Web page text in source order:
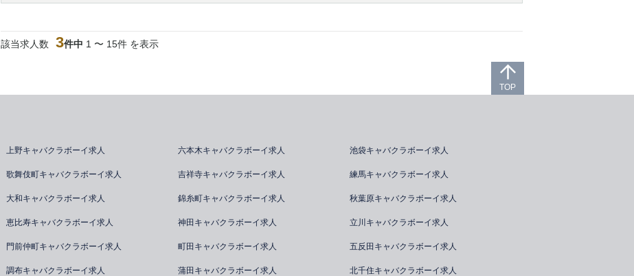
該当求人数 3件中 1 〜 15件 を表示
上野キャバクラボーイ求人 六本木キャバクラボーイ求人 池袋キャバクラボーイ求人
歌舞伎町キャバクラボーイ求人 吉祥寺キャバクラボーイ求人 練馬キャバクラボーイ求人
大和キャバクラボーイ求人 錦糸町キャバクラボーイ求人 秋葉原キャバクラボーイ求人
恵比寿キャバクラボーイ求人 神田キャバクラボーイ求人 立川キャバクラボーイ求人
門前仲町キャバクラボーイ求人 町田キャバクラボーイ求人 五反田キャバクラボーイ求人
調布キャバクラボーイ求人 蒲田キャバクラボーイ求人 北千住キャバクラボーイ求人
TOP